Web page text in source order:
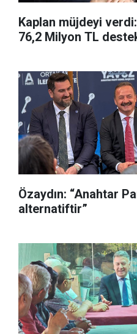
Kaplan müjdeyi
76,2 Milyon TL
Özaydın: “Anahtar
alternatiftir”